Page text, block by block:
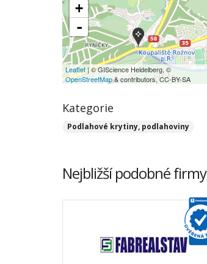
+
-
Leaflet| © GIScience Heidelberg, ©
OpenStreetMap& contributors, CC-BY-SA
Kategorie
Podlahové krytiny, podlahoviny
Nejbližší podobné firmy